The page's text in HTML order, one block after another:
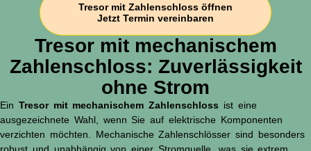
Tresor mit Zahlenschloss öffnen
Jetzt Termin vereinbaren
Tresor mit mechanischem
Zahlenschloss: Zuverlässigkeit
ohne Strom
Ein Tresor mit mechanischem Zahlenschloss ist eine
ausgezeichnete Wahl, wenn Sie auf elektrische Komponenten
verzichten möchten. Mechanische Zahlenschlösser sind besonders
robust und unabhängig von einer Stromquelle, was sie extrem